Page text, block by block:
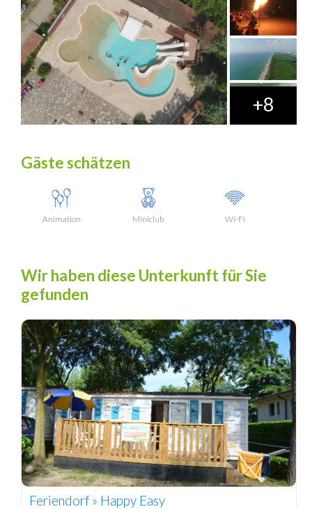
+8
Gäste schätzen
Animation Miniclub Wi-Fi
Wir haben diese Unterkunft für Sie
gefunden
Feriendorf » Happy Easy